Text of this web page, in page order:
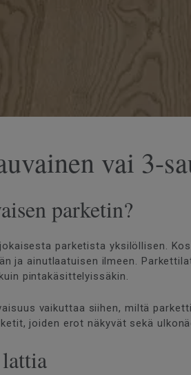
vai 3-
parketin?
parketista yksilöllisen.
ja ainutlaatuisen ilmeen.
pintakäsittelyissäkin.
vaikuttaa siihen, miltä
joiden erot näkyvät sekä